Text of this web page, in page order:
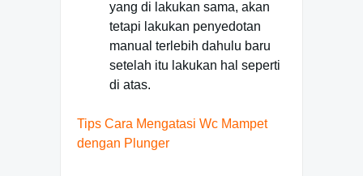
yang di lakukan sama, akan
tetapi lakukan penyedotan
manual terlebih dahulu baru
setelah itu lakukan hal seperti
di atas.
Tips Cara Mengatasi Wc Mampet
dengan Plunger